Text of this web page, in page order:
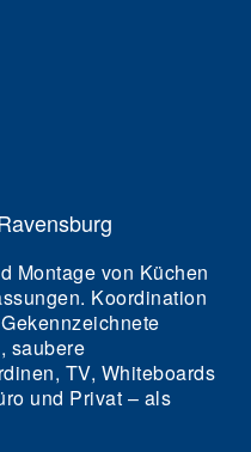
Montage von Küchen
Koordination
saubere
TV, Whiteboards
und Privat – als